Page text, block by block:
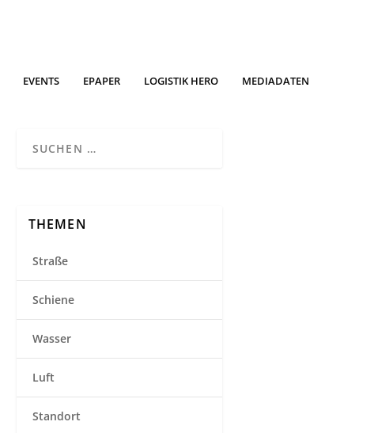
EVENTS EPAPER LOGISTIK HERO MEDIADATEN
THEMEN
Straße
Schiene
Wasser
Luft
Standort